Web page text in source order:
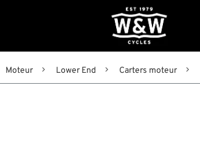
Moteur Lower End Carters moteur